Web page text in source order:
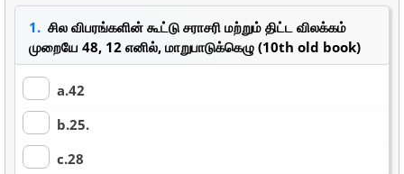
1. சில விபரங்களின் கூட்டு சராசரி மற்றும் திட்ட விலக்கம்
முறையே 48, 12 எனில், மாறுபாடுக்கெழு (10th old book)
a.42
b.25.
c.28